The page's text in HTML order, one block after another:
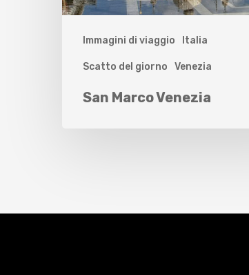
Immagini di viaggio Italia
Scatto del giorno Venezia
San Marco Venezia